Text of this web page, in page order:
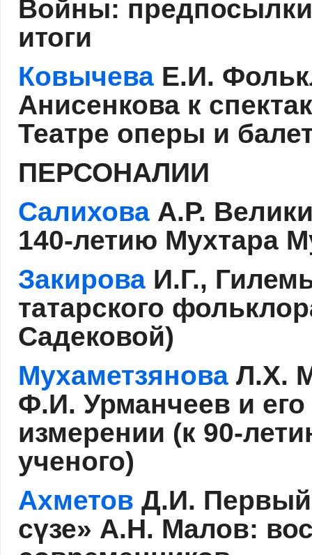
Войны: предпосылки
итоги
Ковычева Е.И.
Анисенкова к
Театре оперы и
ПЕРСОНАЛИИ
Салихова А.Р.
140-летию Мухтара
Закирова И.Г.,
татарского
Садековой)
Мухаметзянова Л.Х.
Ф.И. Урманчеев и
измерении (к 90-
ученого)
Ахметов Д.И. Первый
сүзе» А.Н. Малов: